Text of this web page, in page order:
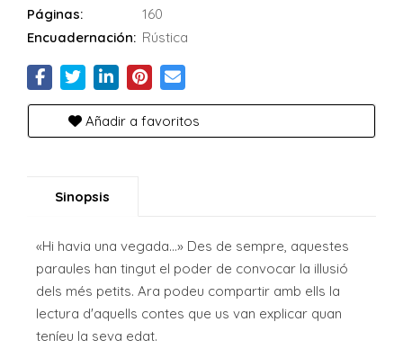
Páginas:
160
Encuadernación: Rústica
Añadir a favoritos
Sinopsis
«Hi havia una vegada...» Des de sempre, aquestes
paraules han tingut el poder de convocar la illusió
dels més petits. Ara podeu compartir amb ells la
lectura d'aquells contes que us van explicar quan
teníeu la seva edat.